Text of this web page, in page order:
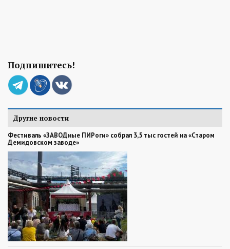
Подпишитесь!
Другие новости
Фестиваль «ЗАВОДные ПИРоги» собрал 3,5 тыс гостей на «Старом
Демидовском заводе»